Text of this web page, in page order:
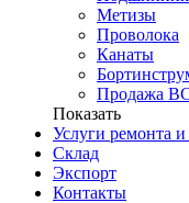
Метизы
Проволока
Канаты
Продажа
Показать
Услуги ремонта
Склад
Экспорт
Контакты